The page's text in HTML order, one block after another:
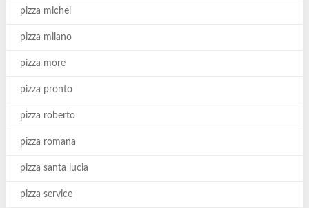
pizza michel
pizza milano
pizza more
pizza pronto
pizza roberto
pizza romana
pizza santa lucia
pizza service